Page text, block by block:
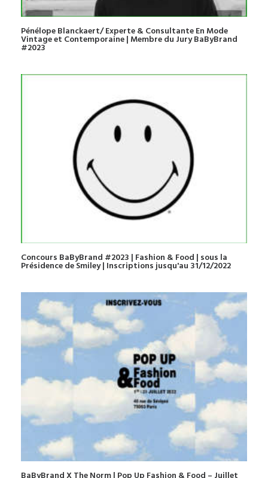
Pénélope Blanckaert/ Experte & Consultante En Mode
Vintage et Contemporaine | Membre du Jury BaByBrand
#2023
Concours BaByBrand #2023 | Fashion & Food | sous la
Présidence de Smiley | Inscriptions jusqu'au 31/12/2022